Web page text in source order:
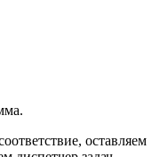
оставляем